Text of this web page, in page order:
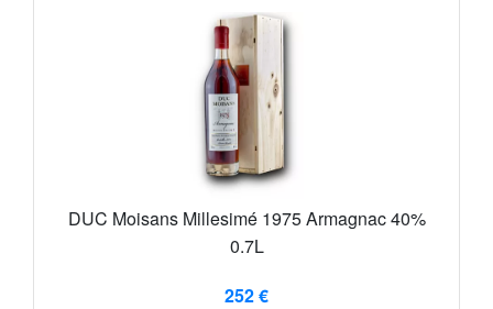
DUC Moisans Millesimé 1975 Armagnac 40%
0.7L
252 €